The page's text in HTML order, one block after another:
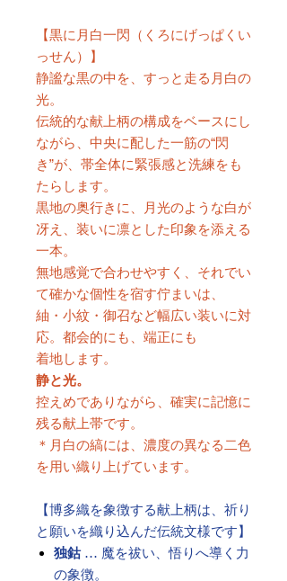
【黒に月白一閃（くろにげっぱくい
っせん）】
静謐な黒の中を、すっと走る月白の
光。
伝統的な献上柄の構成をベースにし
ながら、中央に配した一筋の“閃
き”が、帯全体に緊張感と洗練をも
たらします。
黒地の奥行きに、月光のような白が
冴え、装いに凛とした印象を添える
一本。
無地感覚で合わせやすく、それでい
て確かな個性を宿す佇まいは、
紬・小紋・御召など幅広い装いに対
応。都会的にも、端正にも
着地します。
静と光。
控えめでありながら、確実に記憶に
残る献上帯です。
＊月白の縞には、濃度の異なる二色
を用い織り上げています。
【博多織を象徴する献上柄は、祈り
と願いを織り込んだ伝統文様です】
独鈷… 魔を祓い、悟りへ導く力
の象徴。